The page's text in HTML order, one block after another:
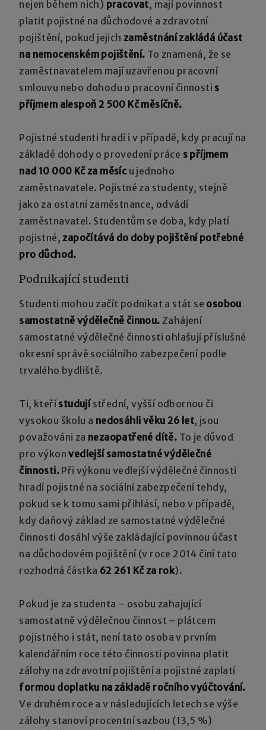
nejen během nich) pracovat, mají povinnost
platit pojistné na důchodové a zdravotní
pojištění, pokud jejichzaměstnání zakládá účast
na nemocenském pojištění. To znamená, že se
zaměstnavatelem mají uzavřenou pracovní
smlouvu nebo dohodu o pracovní činnosti s
příjmem alespoň 2 500 Kč měsíčně.
Pojistné studenti hradí i v případě, kdy pracují na
základě dohody o provedení práce s příjmem
nad 10 000 Kč za měsícu jednoho
zaměstnavatele. Pojistné za studenty, stejně
jako za ostatní zaměstnance, odvádí
zaměstnavatel. Studentům se doba, kdy platí
pojistné,započítává do doby pojištění potřebné
pro důchod.
Podnikající studenti
Studenti mohou začít podnikat a stát se osobou
samostatně výdělečně činnou. Zahájení
samostatné výdělečné činnosti ohlašují příslušné
okresní správě sociálního zabezpečení podle
trvalého bydliště.
Ti, kteří studujístřední, vyšší odbornou či
vysokou školu a nedosáhli věku 26 let, jsou
považováni za nezaopatřené dítě. To je důvod
pro výkonvedlejší samostatné výdělečné
činnosti. Při výkonu vedlejší výdělečné činnosti
hradí pojistné na sociální zabezpečení tehdy,
pokud se k tomu sami přihlásí, nebo v případě,
kdy daňový základ ze samostatné výdělečné
činnosti dosáhl výše zakládající povinnou účast
na důchodovém pojištění (v roce 2014 činí tato
rozhodná částka 62 261 Kč za rok).
Pokud je za studenta – osobu zahajující
samostatně výdělečnou činnost – plátcem
pojistného i stát, není tato osoba v prvním
kalendářním roce této činnosti povinna platit
zálohy na zdravotní pojištění a pojistné zaplatí
formou doplatku na základě ročního vyúčtování.
Ve druhém roce a v následujících letech se výše
zálohy stanoví procentní sazbou (13,5 %)